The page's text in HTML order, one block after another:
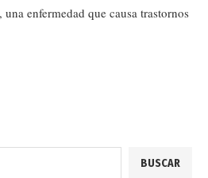
enfermedad que causa trastornos
BUSCAR